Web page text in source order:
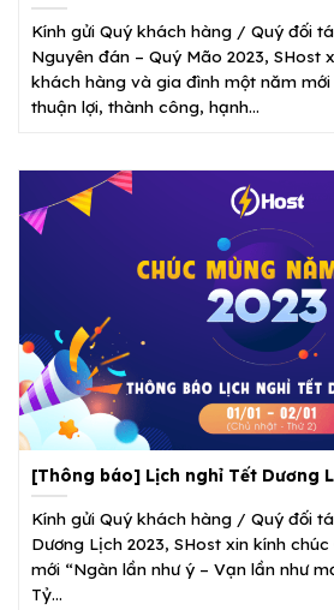
Kính gửi Quý khách hàng / Quý đối
Nguyên đán – Quý Mão 2023, SHost
khách hàng và gia đình một năm
thuận lợi, thành công, hạnh...
[Thông báo] Lịch nghỉ Tết Dương
Kính gửi Quý khách hàng / Quý đối
Dương Lịch 2023, SHost xin kính
mới “Ngàn lần như ý – Vạn lần như
Tỷ...